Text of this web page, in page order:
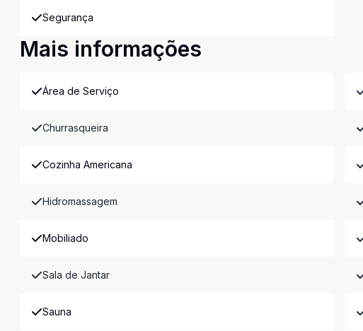
Segurança
Mais informações
Área de Serviço
Churrasqueira
Cozinha Americana
Hidromassagem
Mobiliado
Sala de Jantar
Sauna